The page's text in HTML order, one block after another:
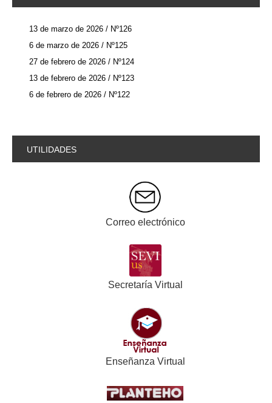
13 de marzo de 2026 / Nº126
6 de marzo de 2026 / Nº125
27 de febrero de 2026 / Nº124
13 de febrero de 2026 / Nº123
6 de febrero de 2026 / Nº122
UTILIDADES
Correo electrónico
Secretaría Virtual
Enseñanza Virtual